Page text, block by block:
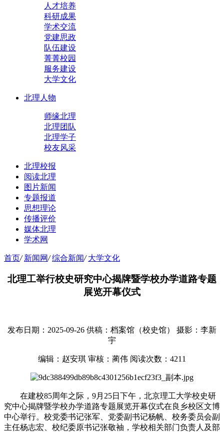
人才培养
科研成果
学术交流
党建思政
队伍建设
菁菁校园
服务建设
大学文化
北理人物
师缘北理
北理团队
北理学子
校友风采
北理校报
阅读北理
图片新闻
专题报道
思想理论
传播评价
媒体北理
学术网
首页/ 新闻网/ 综合新闻/ 大学文化
北理工举行校史研究中心揭牌暨学校办学道路专题
展览开幕仪式
发布日期：2025-09-26 供稿：档案馆（校史馆）
摄影：李新
宇
编辑：赵安琪 审核：蔺伟 阅读次数： 4211
在建校85周年之际，9月25日下午，北京理工大学校史研
究中心揭牌暨学校办学道路专题展览开幕仪式在良乡校区文博
中心举行。校党委书记张军、党委副书记杨帆、校务委员会副
主任杨志宏、校纪委原书记张敬袖，学校相关部门负责人及部